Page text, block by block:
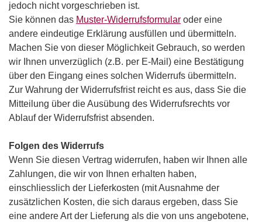
jedoch nicht vorgeschrieben ist.
Sie können das Muster-Widerrufsformular oder eine
andere eindeutige Erklärung ausfüllen und übermitteln.
Machen Sie von dieser Möglichkeit Gebrauch, so werden
wir Ihnen unverzüglich (z.B. per E-Mail) eine Bestätigung
über den Eingang eines solchen Widerrufs übermitteln.
Zur Wahrung der Widerrufsfrist reicht es aus, dass Sie die
Mitteilung über die Ausübung des Widerrufsrechts vor
Ablauf der Widerrufsfrist absenden.
Folgen des Widerrufs
Wenn Sie diesen Vertrag widerrufen, haben wir Ihnen alle
Zahlungen, die wir von Ihnen erhalten haben,
einschliesslich der Lieferkosten (mit Ausnahme der
zusätzlichen Kosten, die sich daraus ergeben, dass Sie
eine andere Art der Lieferung als die von uns angebotene,